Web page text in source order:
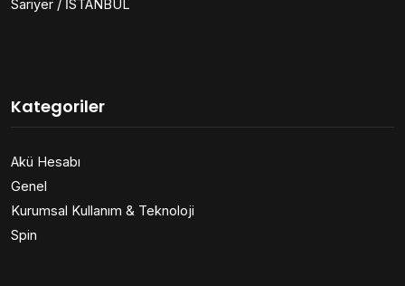
Sarıyer / İSTANBUL
Kategoriler
Akü Hesabı
Genel
Kurumsal Kullanım & Teknoloji
Spin